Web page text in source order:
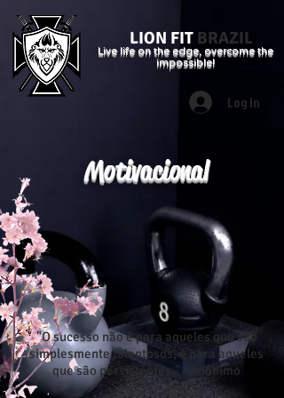
LION FIT BRAZIL
Live life on the edge, overcome the
impossible!
Log In
Motivacional
"O sucesso não é para aqueles que são
simplesmente talentosos, é para aqueles
que são persistentes." - Anônimo